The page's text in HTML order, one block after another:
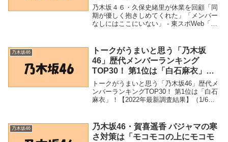
いない」 – 東スポWeb
乃木坂４６・久保史緒里が休業を回顧「同
期が優しく抱きしめてくれた」「メンバー
なしにはここにいない」 - 東スポWeb「乃
れた」「メンバーなしにはここにいない」
-...
乃木坂46
トークがうまいと思う「乃木坂
46」歴代メンバーランキング
TOP30！ 第1位は「白石麻衣」！
【2022年最新調査結果】（1/6） |
ねとらぼ調査隊 – ねとらぼ
トークがうまいと思う「乃木坂46」歴代メ
ンバーランキングTOP30！ 第1位は「白石
麻衣」！【2022年最新調査結果】（1/6） |
歴代メンバーランキング...
乃木坂46
乃木坂46・賀喜遥香 パジャマの寒
さ対策は「モコモコの上にモコモ